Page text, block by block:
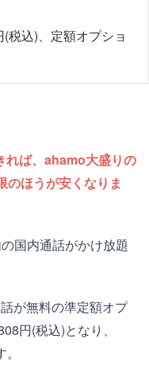
税込)、定額オプショ
れば、ahamo大盛りの
のほうが安くなりま
国内通話がかけ放題
が無料の準定額オプ
円(税込)となり、